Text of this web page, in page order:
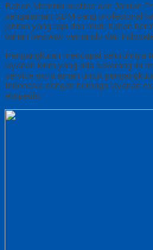
Bahan Memiliki kualitas dan Jahitan
pengalaman SDM yang profesional
jahitan yang rapi dan mutu bahan
bahan bestway vernando dan
Pengangkutan mencapai seluruhnya
layanan kirim yang ada sekarang ini
service extra aman untuk
Indonesia dengan berbaga layanan
ekspedisi.